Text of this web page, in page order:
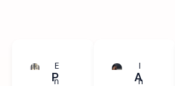
P
E
n
SABER
A
I
n